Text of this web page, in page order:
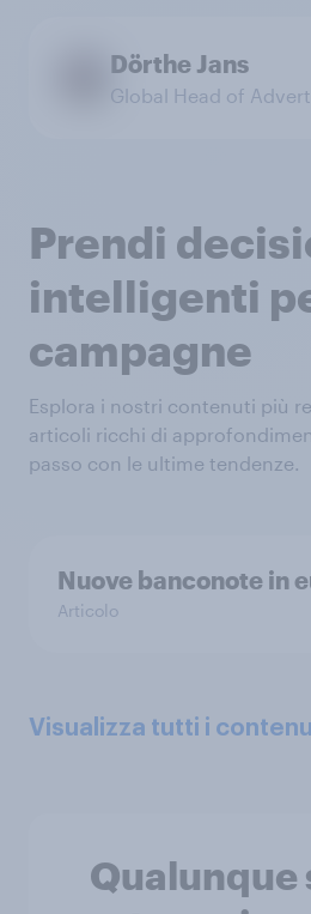
Dörthe Jans
Global Head of
Prendi
intelligenti
campagne
Esplora i nostri contenuti più
articoli ricchi di
passo con le ultime tendenze.
Nuove banconote in
Articolo
Visualizza tutti i
Qualunque